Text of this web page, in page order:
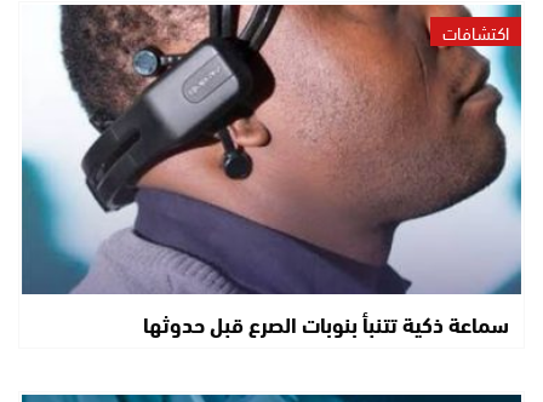
اكتشافات
سماعة ذكية تتنبأ بنوبات الصرع قبل حدوثها